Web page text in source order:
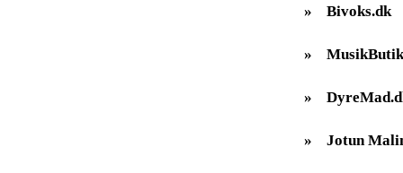
» Bivoks.dk
»
»
» Jotun